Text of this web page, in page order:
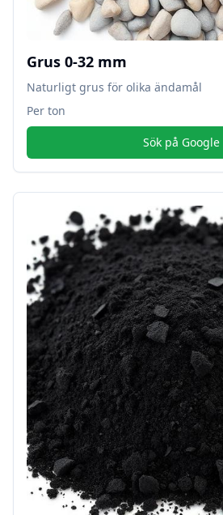
Grus 0-32 mm
Naturligt grus för olika ändamål
Per ton
Sök på Google